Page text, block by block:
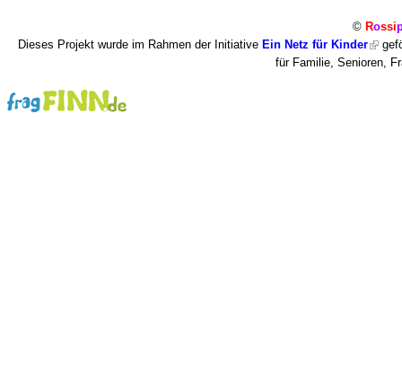
© Rossi
Dieses Projekt wurde im Rahmen der Initiative Ein Netz für Kinder
für Familie, Senioren,